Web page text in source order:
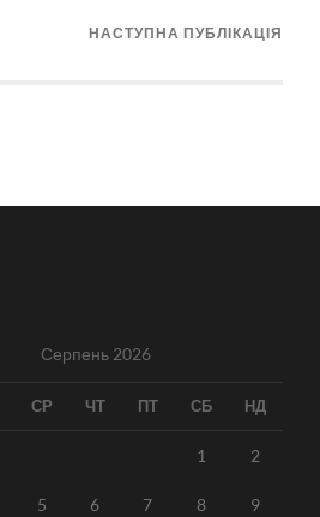
НАСТУПНА ПУБЛІКАЦІЯ
Серпень 2026
СР ЧТ ПТ СБ НД
1 2
5 6 7 8 9